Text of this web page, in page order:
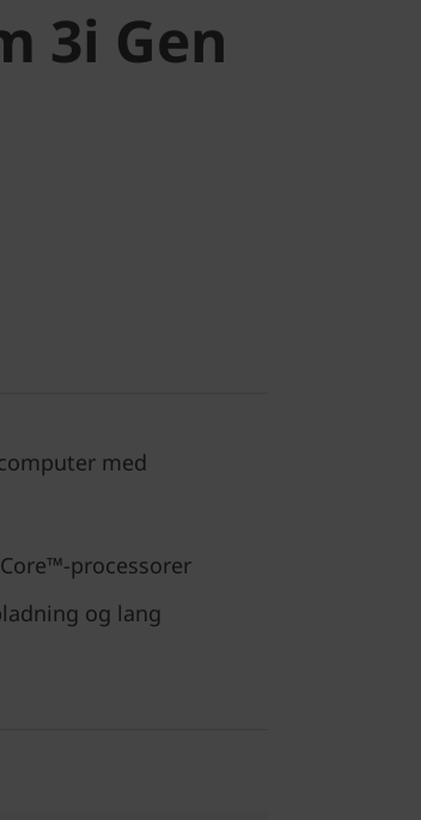
3i Gen
med
Core™-processorer
og lang